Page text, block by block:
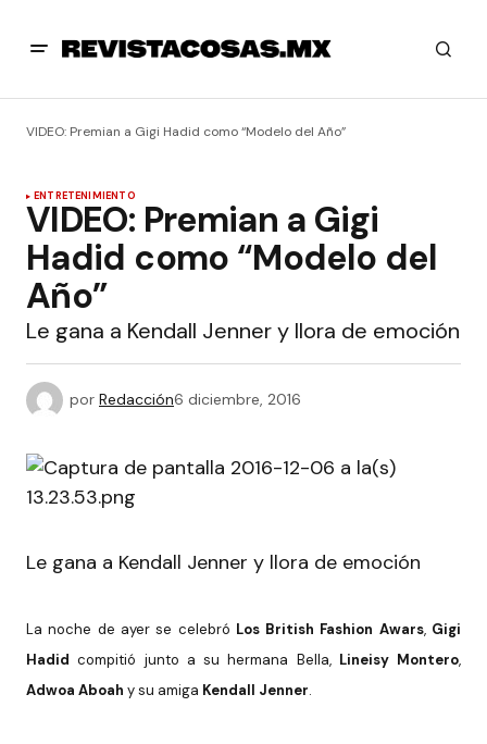
VIDEO: Premian a Gigi Hadid como “Modelo del Año”
ENTRETENIMIENTO
VIDEO: Premian a Gigi
Hadid como “Modelo del
Año”
Le gana a Kendall Jenner y llora de emoción
por Redacción6 diciembre, 2016
Le gana a Kendall Jenner y llora de emoción
La noche de ayer se celebró Los British Fashion Awars, Gigi
Hadidcompitió junto a su hermana Bella, Lineisy Montero,
Adwoa Aboah y su amiga Kendall Jenner.